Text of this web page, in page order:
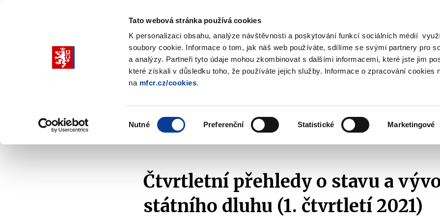
Tato webová stránka používá cookies
K personalizaci obsahu, analýze návštěvnosti a poskytování funkcí sociálních médií
soubory cookie. Informace o tom, jak náš web používáte, sdílíme se svými partnery pro
a analýzy. Partneři tyto údaje mohou zkombinovat s dalšími informacemi, které jste jim
které získali v důsledku toho, že používáte jejich služby. Informace o zpracování cookies
na mfcr.cz/cookies.
Nutné Preferenční Statistické Marketingové
Vyhledat
submenu
submenu
politika
submenu
submenu
účetnictví
Makroekonomika Statistika vládního sektoru Čtvrtletní přehledy o stavu a vývoji
Čtvrtletní přehledy o stavu a
státního dluhu (1. čtvrtletí 2021)